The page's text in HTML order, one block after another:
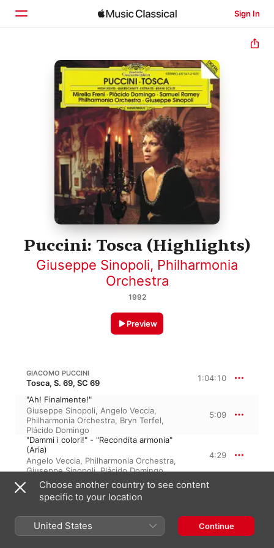
Sign In
Home
Browse
Search
Puccini: Tosca (Highlights)
Giuseppe Sinopoli, Philharmonia
Orchestra
1992
Preview
GIACOMO PUCCINI
Tosca, S. 69, SC 69 1:04:10
"Ah! Finalmente!"
Giuseppe Sinopoli, Angelo Veccia,
Philharmonia Orchestra, Bryn Terfel,
Plácido Domingo
5:09
"Dammi i colori!" - "Recondita armonia"
(Aria)
Angelo Veccia, Philharmonia Orchestra,
Giuseppe Sinopoli,Plácido Domingo
4:29
"Gente là dentro!"
Bryn Terfel, Plácido Domingo,Giuseppe
Sinopoli,Philharmonia Orchestra
"Mario! Mario! Mario!"
Giuseppe Sinopoli
Plácido Domingo,
7:24
Choose another country to see content
specific to your location
United States Continue